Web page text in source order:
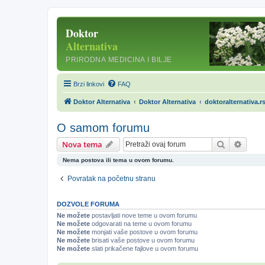
Brzi linkovi FAQ
Doktor Alternativa Doktor Alternativa doktoralternativa.rs
O samom forumu
Nova tema Pretraga
Nema postova ili tema u ovom forumu.
Povratak na početnu stranu
DOZVOLE FORUMA
Ne možete postavljati nove teme u ovom forumu
Ne možete odgovarati na teme u ovom forumu
Ne možete monjati vaše postove u ovom forumu
Ne možete brisati vaše postove u ovom forumu
Ne možete slati prikačene fajlove u ovom forumu